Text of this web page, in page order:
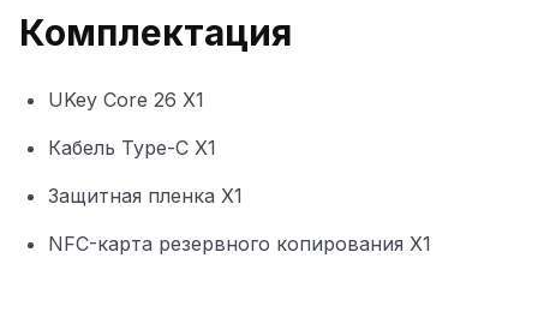
Комплектация
UKey Core 26 X1
Кабель Type-C X1
Защитная пленка X1
NFC-карта резервного копирования X1